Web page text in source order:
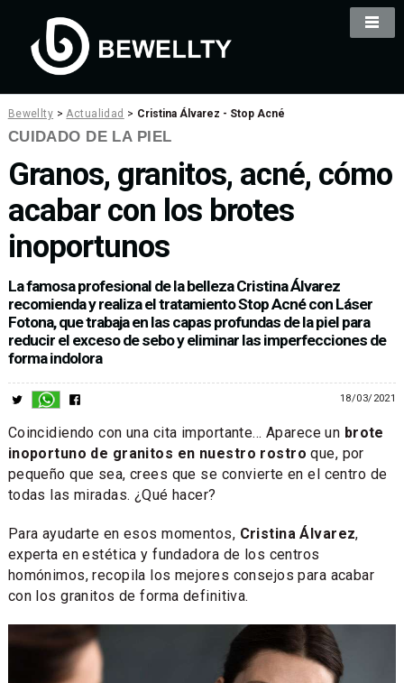
Bewellty >Actualidad > Cristina Álvarez - Stop Acné
CUIDADO DE LA PIEL
Granos, granitos, acné, cómo
acabar con los brotes
inoportunos
La famosa profesional de la belleza Cristina Álvarez
recomienda y realiza el tratamiento Stop Acné con Láser
Fotona, que trabaja en las capas profundas de la piel para
reducir el exceso de sebo y eliminar las imperfecciones de
forma indolora
18/03/2021
Coincidiendo con una cita importante... Aparece un brote
inoportuno de granitos en nuestro rostro que, por
pequeño que sea, crees que se convierte en el centro de
todas las miradas. ¿Qué hacer?
Para ayudarte en esos momentos, Cristina Álvarez,
experta en estética y fundadora de los centros
homónimos, recopila los mejores consejos para acabar
con los granitos de forma definitiva.